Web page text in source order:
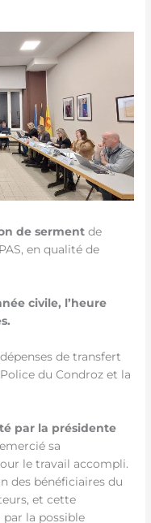
de serment de
en qualité de
civile, l’heure
de transfert
du Condroz et la
par la présidente
sa
le travail accompli.
des bénéficiaires du
et cette
la possible